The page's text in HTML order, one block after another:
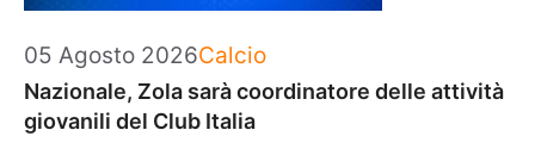
05 Agosto 2026Categorie
Calcio
Nazionale, Zola sarà coordinatore delle attività
giovanili del Club Italia